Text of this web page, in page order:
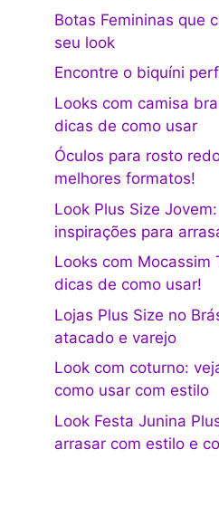
Botas Femininas que
seu look
Encontre o biquíni
Looks com camisa
dicas de como usar
Óculos para rosto
melhores formatos!
Look Plus Size
inspirações para
Looks com Mocassim
dicas de como usar!
Lojas Plus Size no
atacado e varejo
Look com coturno:
como usar com estilo
Look Festa Junina
arrasar com estilo e